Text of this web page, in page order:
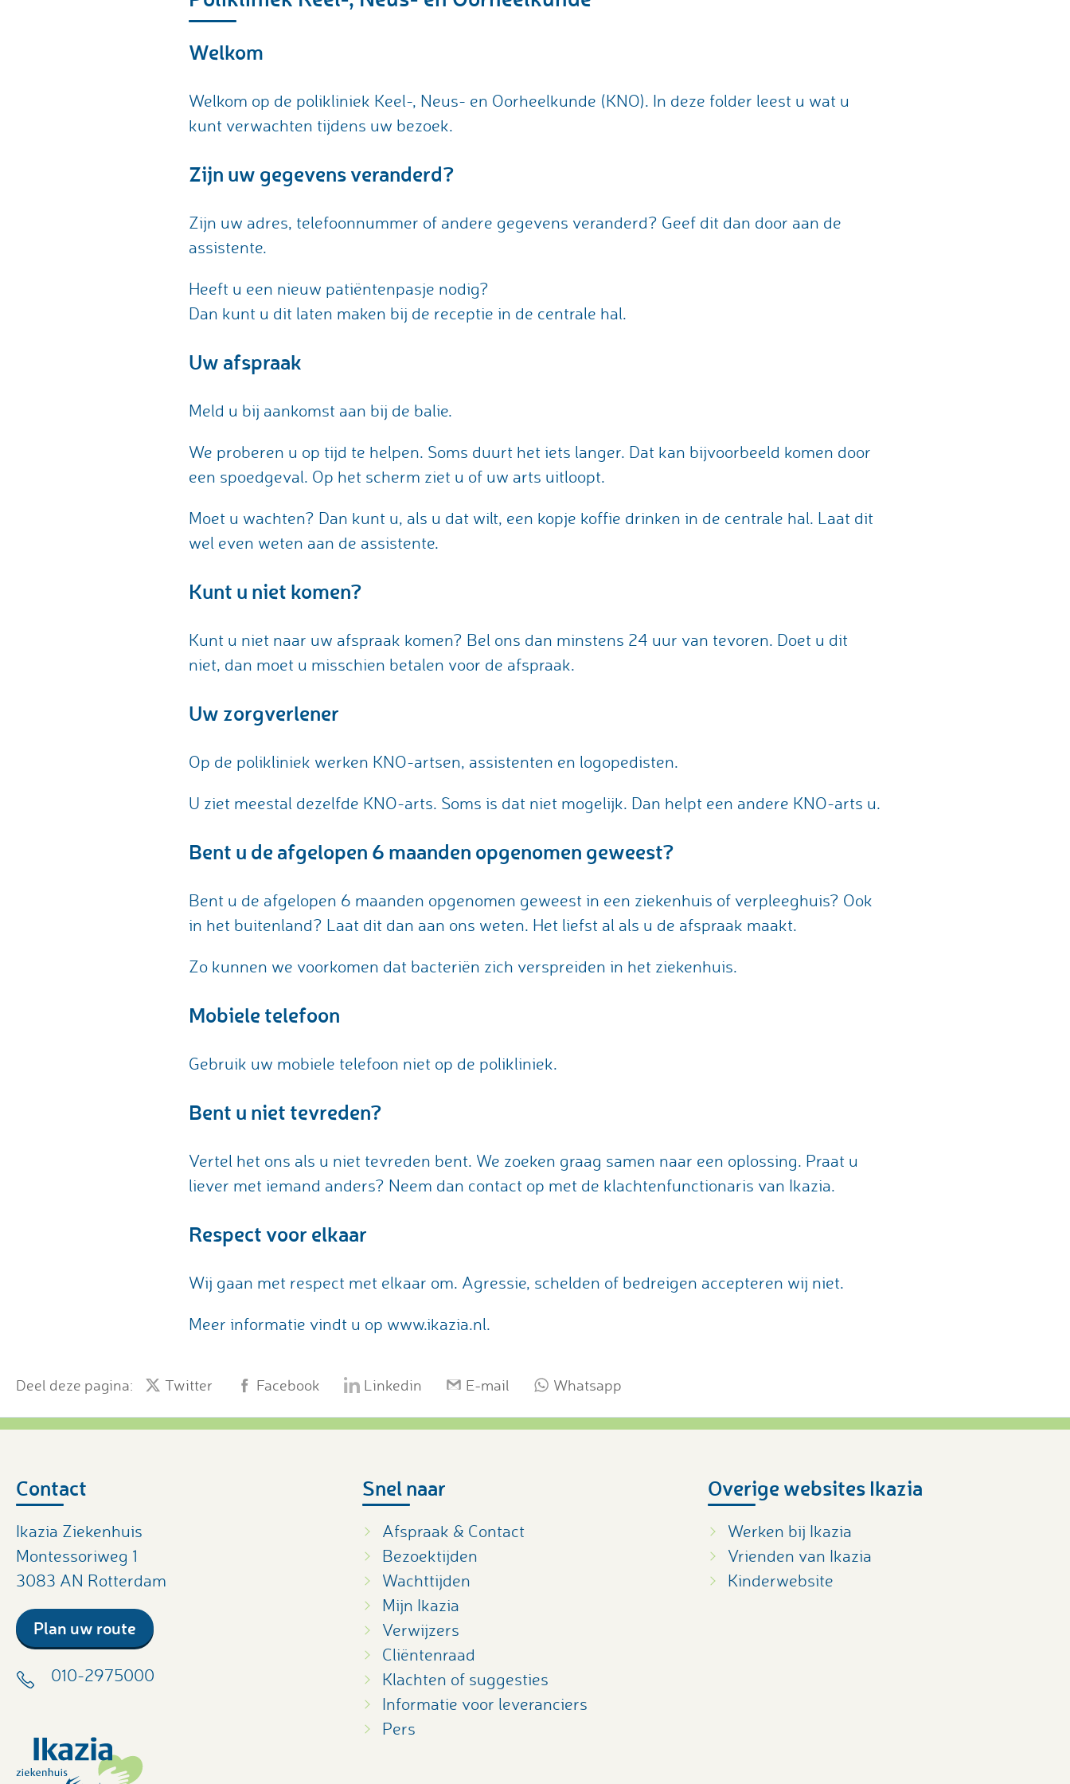
Welkom
Welkom op de polikliniek Keel-, Neus- en Oorheelkunde (KNO). In deze folder leest u wat u
kunt verwachten tijdens uw bezoek.
Zijn uw gegevens veranderd?
Zijn uw adres, telefoonnummer of andere gegevens veranderd? Geef dit dan door aan de
assistente.
Heeft u een nieuw patiëntenpasje nodig?
Dan kunt u dit laten maken bij de receptie in de centrale hal.
Uw afspraak
Meld u bij aankomst aan bij de balie.
We proberen u op tijd te helpen. Soms duurt het iets langer. Dat kan bijvoorbeeld komen door
een spoedgeval. Op het scherm ziet u of uw arts uitloopt.
Moet u wachten? Dan kunt u, als u dat wilt, een kopje koffie drinken in de centrale hal. Laat dit
wel even weten aan de assistente.
Kunt u niet komen?
Kunt u niet naar uw afspraak komen? Bel ons dan minstens 24 uur van tevoren. Doet u dit
niet, dan moet u misschien betalen voor de afspraak.
Uw zorgverlener
Op de polikliniek werken KNO-artsen, assistenten en logopedisten.
U ziet meestal dezelfde KNO-arts. Soms is dat niet mogelijk. Dan helpt een andere KNO-arts u.
Bent u de afgelopen 6 maanden opgenomen geweest?
Bent u de afgelopen 6 maanden opgenomen geweest in een ziekenhuis of verpleeghuis? Ook
in het buitenland? Laat dit dan aan ons weten. Het liefst al als u de afspraak maakt.
Zo kunnen we voorkomen dat bacteriën zich verspreiden in het ziekenhuis.
Mobiele telefoon
Gebruik uw mobiele telefoon niet op de polikliniek.
Bent u niet tevreden?
Vertel het ons als u niet tevreden bent. We zoeken graag samen naar een oplossing. Praat u
liever met iemand anders? Neem dan contact op met de klachtenfunctionaris van Ikazia.
Respect voor elkaar
Wij gaan met respect met elkaar om. Agressie, schelden of bedreigen accepteren wij niet.
Meer informatie vindt u op www.ikazia.nl.
Deel deze pagina: Twitter Facebook Linkedin E-mail Whatsapp
Contact
Ikazia Ziekenhuis
Montessoriweg 1
3083 AN Rotterdam
Plan uw route
010-2975000
Snel naar
Afspraak & Contact
Bezoektijden
Wachttijden
Mijn Ikazia
Verwijzers
Cliëntenraad
Klachten of suggesties
Informatie voor leveranciers
Pers
Overige websites Ikazia
Werken bij Ikazia
Vrienden van Ikazia
Kinderwebsite